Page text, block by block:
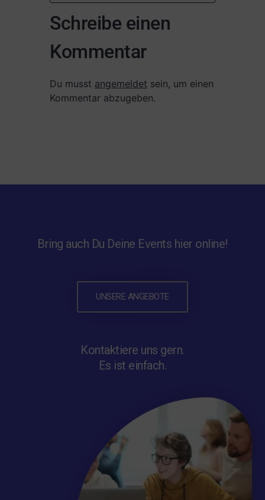
Schreibe einen
Kommentar
Du musst angemeldet sein, um einen
Kommentar abzugeben.
Bring auch Du Deine Events hier online!
UNSERE ANGEBOTE
Kontaktiere uns gern.
Es ist einfach.